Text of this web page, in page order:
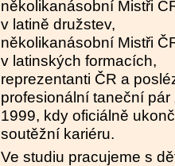
několikanásobní Mistři
v latině družstev,
několikanásobní Mistři
v latinských formacích,
reprezentanti ČR a
profesionální taneční
1999, kdy oficiálně
soutěžní kariéru.
Ve studiu pracujeme s